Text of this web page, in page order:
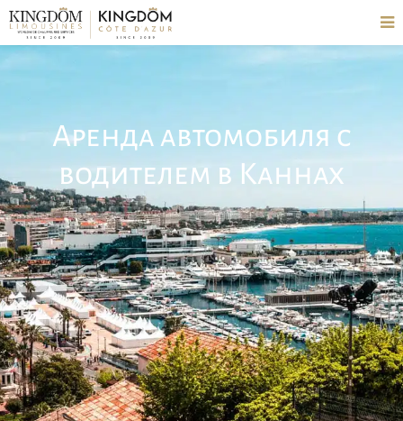
Аренда автомобиля с
водителем в Каннах